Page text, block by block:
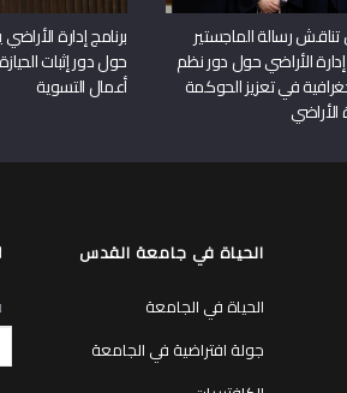
رسالة الماجستير
إدارة الأراضي حول دور نظم
في تعزيز الحوكمة
الأراضي
برنامج إدارة
حول دور إثبات
أعمال التسوية
الحياة في جامعة القدس
الحياة في الجامعة
جولة افتراضية في الجامعة